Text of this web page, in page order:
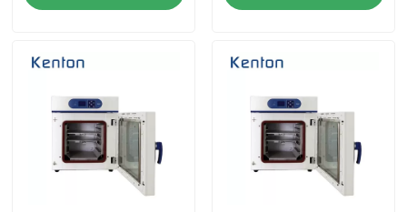
Fatory Tour
Controllo di qualità